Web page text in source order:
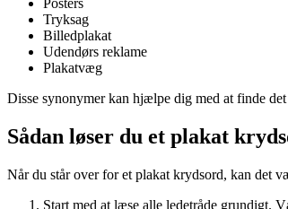
Tryksag
Billedplakat
Udendørs reklame
Plakatvæg
Disse synonymer kan hjælpe dig med at finde
Sådan løser du et plakat
Når du står over for et plakat krydsord, kan det
Start med at læse alle ledetråde grundigt.